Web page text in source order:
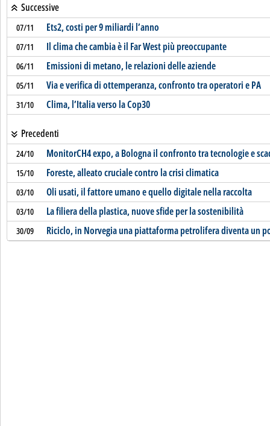
Successive
07/11 Ets2, costi per 9 miliardi l’anno
07/11 Il clima che cambia è il Far West più preoccupante
06/11 Emissioni di metano, le relazioni delle aziende
05/11 Via e verifica di ottemperanza, confronto tra operatori e PA
31/10 Clima, l’Italia verso la Cop30
Precedenti
24/10 MonitorCH4 expo, a Bologna il confronto tra tecnologie e
15/10 Foreste, alleato cruciale contro la crisi climatica
03/10 Oli usati, il fattore umano e quello digitale nella raccolta
03/10 La filiera della plastica, nuove sfide per la sostenibilità
30/09 Riciclo, in Norvegia una piattaforma petrolifera diventa un